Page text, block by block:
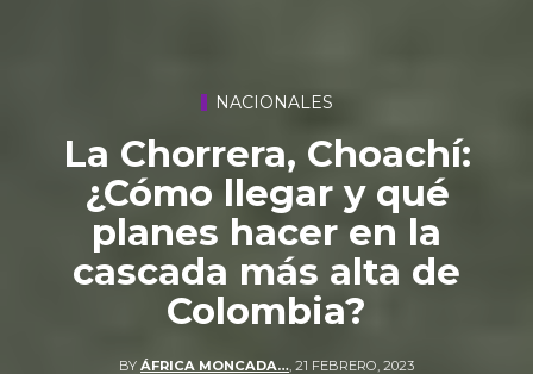
NACIONALES
La Chorrera, Choachí:
¿Cómo llegar y qué
planes hacer en la
cascada más alta de
Colombia?
BY ÁFRICA MONCADA… 21 FEBRERO, 2023